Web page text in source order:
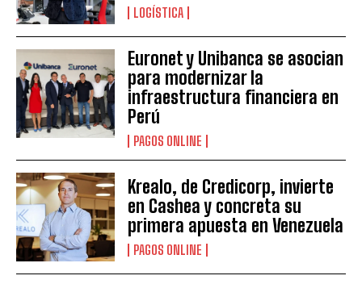
LOGÍSTICA
Euronet y Unibanca se asocian
para modernizar la
infraestructura financiera en
Perú
PAGOS ONLINE
Krealo, de Credicorp, invierte
en Cashea y concreta su
primera apuesta en Venezuela
PAGOS ONLINE